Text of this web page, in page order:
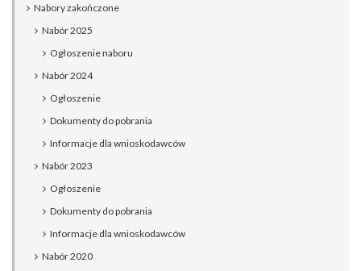
Nabory zakończone
Nabór 2025
Ogłoszenie naboru
Nabór 2024
Ogłoszenie
Dokumenty do pobrania
Informacje dla wnioskodawców
Nabór 2023
Ogłoszenie
Dokumenty do pobrania
Informacje dla wnioskodawców
Nabór 2020